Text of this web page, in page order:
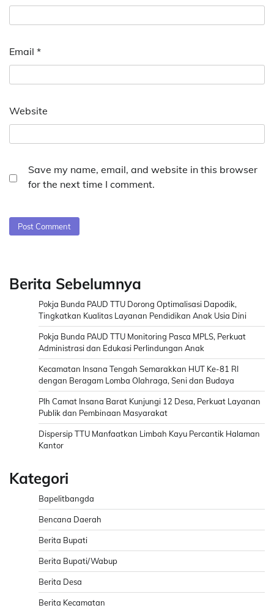
Email *
Website
Save my name, email, and website in this browser
for the next time I comment.
Berita Sebelumnya
Pokja Bunda PAUD TTU Dorong Optimalisasi Dapodik,
Tingkatkan Kualitas Layanan Pendidikan Anak Usia Dini
Pokja Bunda PAUD TTU Monitoring Pasca MPLS, Perkuat
Administrasi dan Edukasi Perlindungan Anak
Kecamatan Insana Tengah Semarakkan HUT Ke-81 RI
dengan Beragam Lomba Olahraga, Seni dan Budaya
Plh Camat Insana Barat Kunjungi 12 Desa, Perkuat Layanan
Publik dan Pembinaan Masyarakat
Dispersip TTU Manfaatkan Limbah Kayu Percantik Halaman
Kantor
Kategori
Bapelitbangda
Bencana Daerah
Berita Bupati
Berita Bupati/Wabup
Berita Desa
Berita Kecamatan